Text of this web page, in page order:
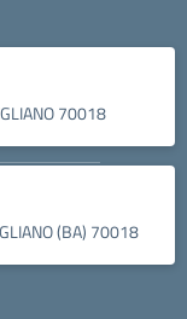
70018
(BA) 70018